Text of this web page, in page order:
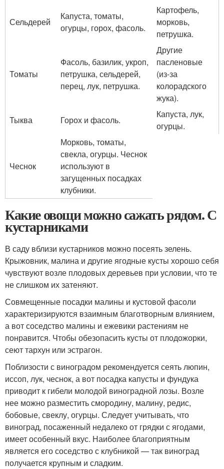
Сельдерей
Капуста, томаты,
огурцы, горох, фасоль.
Картофель,
морковь,
петрушка.
Томаты
Фасоль, базилик, укроп,
петрушка, сельдерей,
перец, лук, петрушка.
Другие
пасленовые
(из-за
колорадского
жука).
Тыква
Горох и фасоль.
Капуста, лук,
огурцы.
Чеснок
Морковь, томаты,
свекла, огурцы. Чеснок
используют в
загущенных посадках
клубники.
Какие овощи можно сажать рядом. С
кустарниками
В саду вблизи кустарников можно посеять зелень.
Крыжовник, малина и другие ягодные кусты хорошо себя
чувствуют возле плодовых деревьев при условии, что те
не слишком их затеняют.
Совмещенные посадки малины и кустовой фасоли
характеризируются взаимным благотворным влиянием,
а вот соседство малины и ежевики растениям не
понравится. Чтобы обезопасить кусты от плодожорки,
сеют тархун или эстрагон.
Поблизости с виноградом рекомендуется сеять люпин,
иссоп, лук, чеснок, а вот посадка капусты и фундука
приводит к гибели молодой виноградной лозы. Возле
нее можно разместить смородину, малину, редис,
бобовые, свеклу, огурцы. Следует учитывать, что
виноград, посаженный недалеко от грядки с ягодами,
имеет особенный вкус. Наиболее благоприятным
является его соседство с клубникой — так виноград
получается крупным и сладким.